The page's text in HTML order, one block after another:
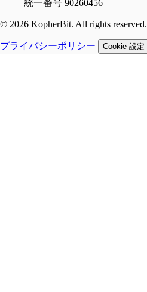
統一番号 90260456
© 2026 KopherBit. All rights reserved.
プライバシーポリシー Cookie 設定